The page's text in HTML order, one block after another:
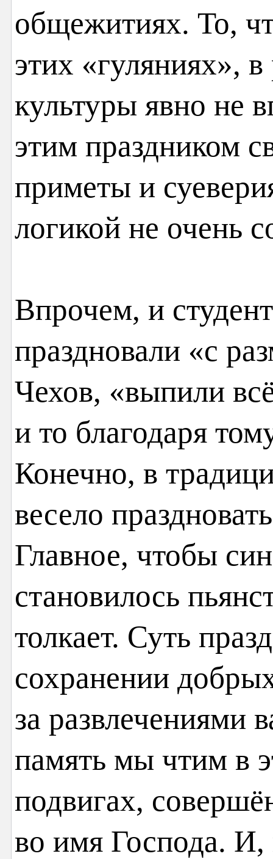
общежитиях. То,
этих «гуляниях»,
культуры явно не
этим праздником
приметы и
логикой не очень
Впрочем, и
праздновали «с
Чехов, «выпили
и то благодаря
Конечно, в
весело
Главное, чтобы
становилось
толкает. Суть
сохранении
за развлечениями
память мы чтим в
подвигах,
во имя Господа. И,